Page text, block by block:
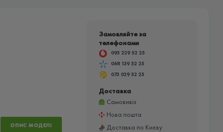
ОПИС МОДЕЛІ
Замовляйте за
телефонами
095 229 52 25
068 139 52 25
073 029 52 25
Доставка
Самовивіз
Нова пошта
Доставка по Києву